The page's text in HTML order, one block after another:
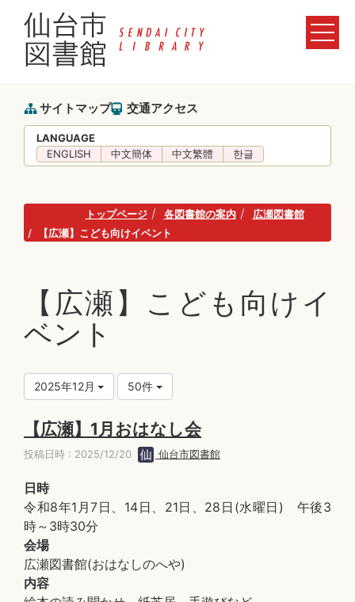
サイトマップ 交通アクセス
LANGUAGE
ENGLISH
中文簡体 中文繁體 한글
トップページ 各図書館の案内
広瀬図書館
【広瀬】こども向けイベント
【広瀬】こども向けイ
ベント
2025年12月 50件
【広瀬】1月おはなし会
投稿日時 : 2025/12/20 仙台市図書館
日時
令和8年1月7日、14日、21日、28日(水曜日) 午後3
時～3時30分
会場
広瀬図書館(おはなしのへや)
内容